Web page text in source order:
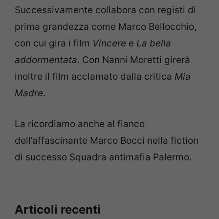
Successivamente collabora con registi di
prima grandezza come Marco Bellocchio,
con cui gira i film Vincere e La bella
addormentata. Con Nanni Moretti girerà
inoltre il film acclamato dalla critica Mia
Madre.
La ricordiamo anche al fianco
dell’affascinante Marco Bocci nella fiction
di successo Squadra antimafia Palermo.
Articoli recenti